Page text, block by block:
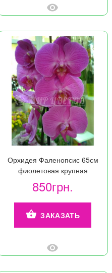
Орхидея Фаленопсис 65см
фиолетовая крупная
850грн.
ЗАКАЗАТЬ